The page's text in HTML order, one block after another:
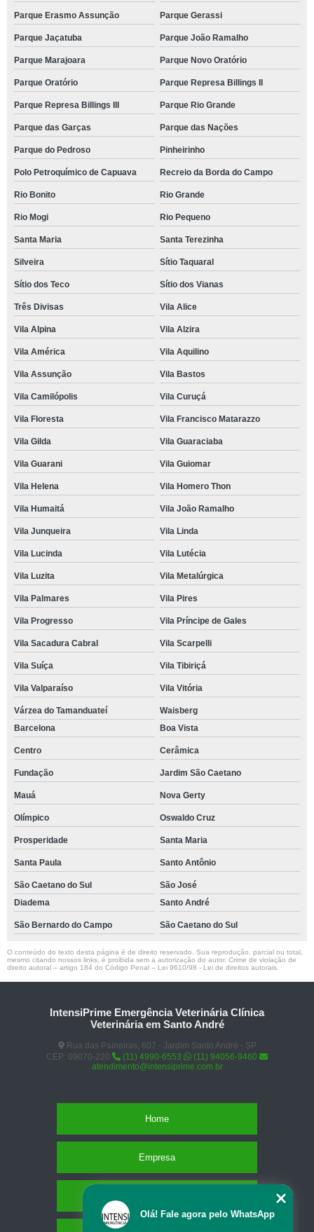
Parque Erasmo Assunção Parque Gerassi
Parque Jaçatuba Parque João Ramalho
Parque Marajoara Parque Novo Oratório
Parque Oratório Parque Represa Billings II
Parque Represa Billings III Parque Rio Grande
Parque das Garças Parque das Nações
Parque do Pedroso Pinheirinho
Polo Petroquímico de Capuava Recreio da Borda do Campo
Rio Bonito Rio Grande
Rio Mogi Rio Pequeno
Santa Maria Santa Terezinha
Silveira Sítio Taquaral
Sítio dos Teco Sítio dos Vianas
Três Divisas Vila Alice
Vila Alpina Vila Alzira
Vila América Vila Aquilino
Vila Assunção Vila Bastos
Vila Camilópolis Vila Curuçá
Vila Floresta Vila Francisco Matarazzo
Vila Gilda Vila Guaraciaba
Vila Guarani Vila Guiomar
Vila Helena Vila Homero Thon
Vila Humaitá Vila João Ramalho
Vila Junqueira Vila Linda
Vila Lucinda Vila Lutécia
Vila Luzita Vila Metalúrgica
Vila Palmares Vila Pires
Vila Progresso Vila Príncipe de Gales
Vila Sacadura Cabral Vila Scarpelli
Vila Suíça Vila Tibiriçá
Vila Valparaíso Vila Vitória
Várzea do Tamanduateí
Waisberg
Barcelona
Boa Vista
Centro Cerâmica
Fundação Jardim São Caetano
Mauá Nova Gerty
Olímpico Oswaldo Cruz
Prosperidade Santa Maria
Santa Paula Santo Antônio
São Caetano do Sul
São José
Diadema
Santo André
São Bernardo do Campo São Caetano do Sul
O conteúdo do texto desta página é de direito reservado. Sua reprodução, parcial ou total,
mesmo citando nossos links, é proibida sem a autorização do autor. Crime de violação de
direito autoral – artigo 184 do Código Penal – Lei 9610/98 - Lei de direitos autorais
IntensiPrime Emergência Veterinária Clínica
Veterinária em Santo André
Rua das Paineiras, 607 - Jardim Santo André - SP
CEP: 09070-220
(11) 4990-6553
(11) 94056-9460
atendimento@intensiprime.com.br
Home
Empresa
Olá! Fale agora pelo WhatsApp